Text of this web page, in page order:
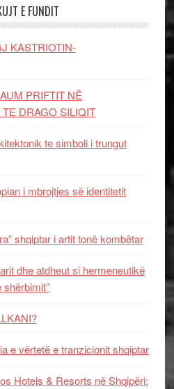
E FUNDIT
KASTRIOTIN-
PRIFTIT NË
DRAGO SILIQIT
te simboli i trungut
i mbrojtjes së identitetit
shqiptar i artit tonë kombëtar
dhe atdheut si hermeneutikë
e vërtetë e tranzicionit shqiptar
Hotels & Resorts në Shqipëri: